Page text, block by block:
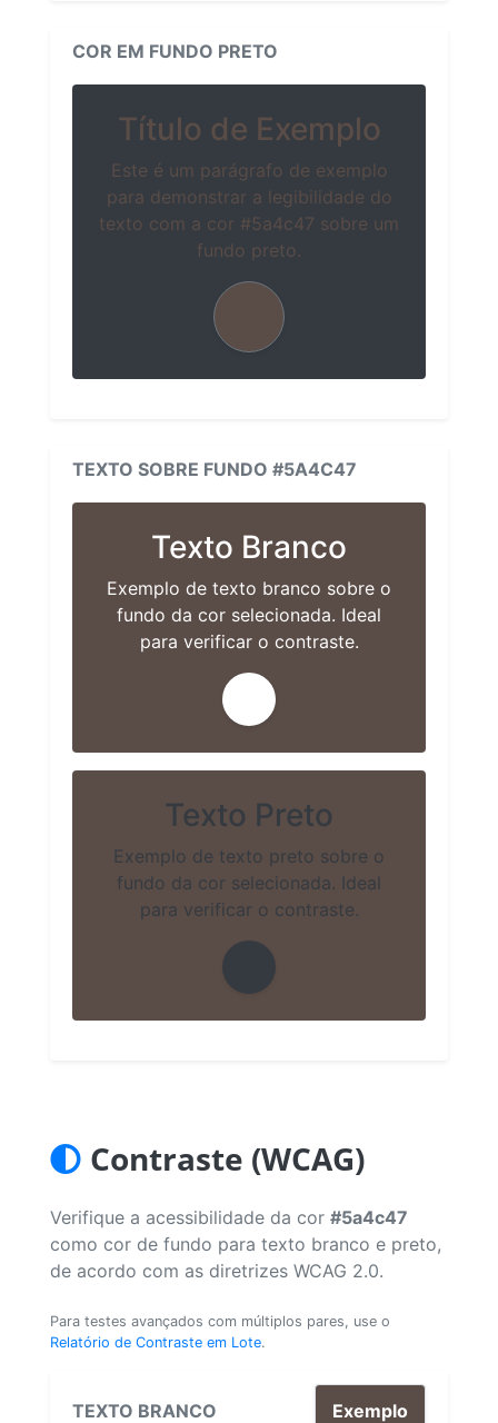
COR EM FUNDO PRETO
Título de Exemplo
Este é um parágrafo de exemplo
para demonstrar a legibilidade do
texto com a cor #5a4c47 sobre um
fundo preto.
TEXTO SOBRE FUNDO #5A4C47
Texto Branco
Exemplo de texto branco sobre o
fundo da cor selecionada. Ideal
para verificar o contraste.
Texto Preto
Exemplo de texto preto sobre o
fundo da cor selecionada. Ideal
para verificar o contraste.
Contraste (WCAG)
Verifique a acessibilidade da cor #5a4c47
como cor de fundo para texto branco e preto,
de acordo com as diretrizes WCAG 2.0.
Para testes avançados com múltiplos pares, use o
Relatório de Contraste em Lote.
TEXTO BRANCO Exemplo